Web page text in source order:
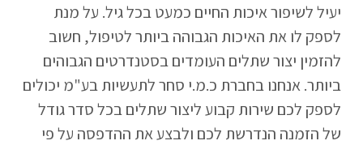
יעיל לשיפור איכות החיים כמעט בכל גיל. על מנת
לספק לו את האיכות הגבוהה ביותר לטיפול, חשוב
להזמין יצור שתלים העומדים בסטנדרטים הגבוהים
ביותר. אנחנו בחברת כ.מ.י סחר לתעשיות בע"מ יכולים
לספק לכם שירות קבוע ליצור שתלים בכל סדר גודל
של הזמנה הנדרשת לכם ולבצע את ההדפסה על פי